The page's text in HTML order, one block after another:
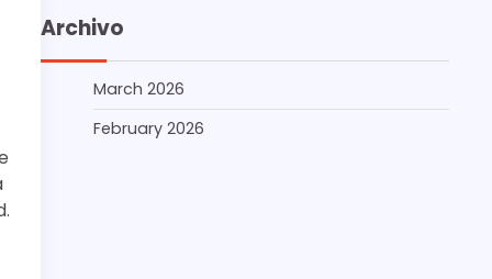
Archivo
March 2026
February 2026